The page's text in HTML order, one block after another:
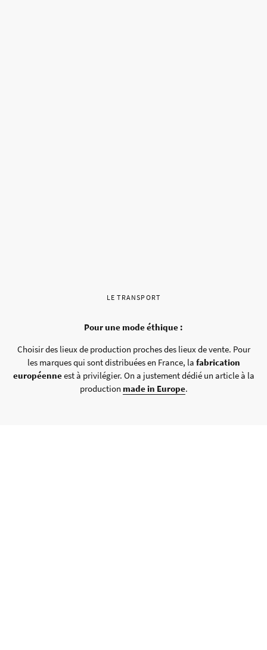
LE TRANSPORT
Pour une mode éthique :
Choisir des lieux de production proches des lieux de vente. Pour
les marques qui sont distribuées en France, la fabrication
européenneest à privilégier. On a justement dédié un article à la
production made in Europe.